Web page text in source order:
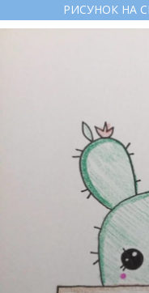
РИСУНОК НА